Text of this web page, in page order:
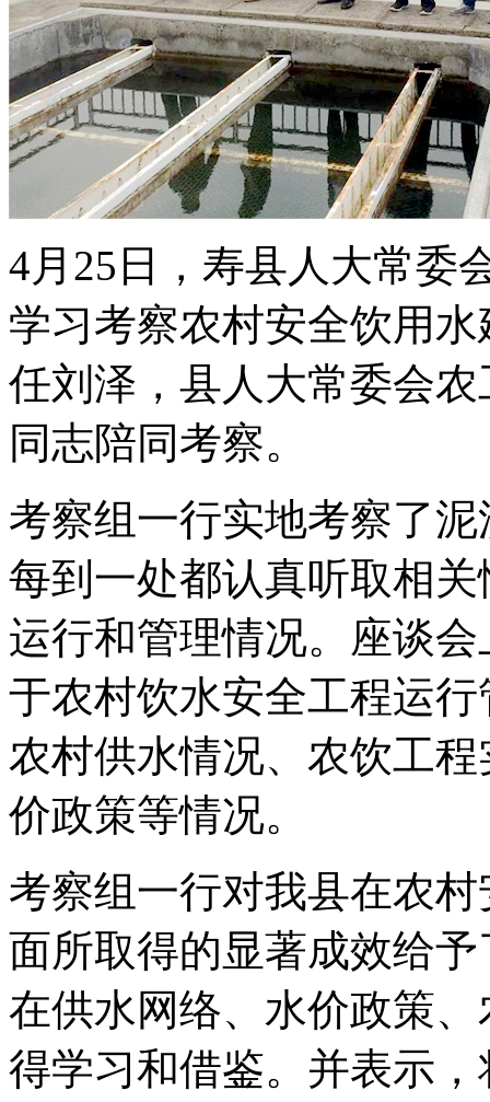
4月25日，寿县人大常委
学习考察农村安全饮用
任刘泽，县人大常委会
同志陪同考察。
考察组一行实地考察了
每到一处都认真听取相
运行和管理情况。座谈
于农村饮水安全工程运
农村供水情况、农饮工
价政策等情况。
考察组一行对我县在农
面所取得的显著成效给
在供水网络、水价政策
得学习和借鉴。并表示